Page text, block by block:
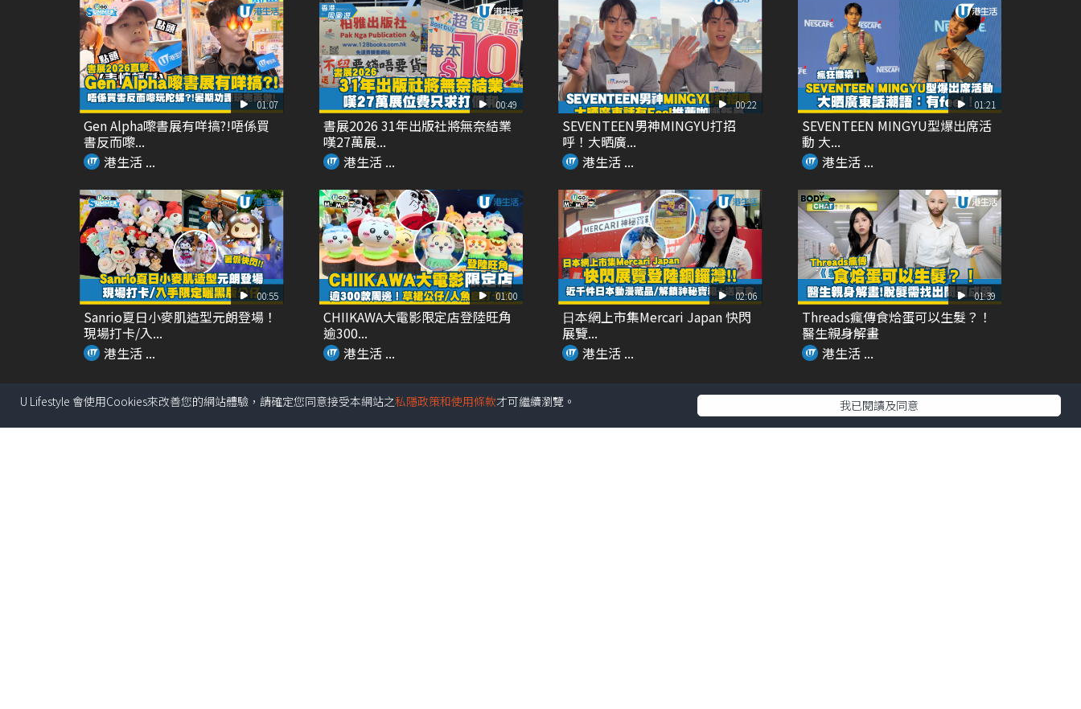
01:07
Gen Alpha嚟書展有咩搞?!唔係買
書反而嚟...
港生活 ...
00:49
書展2026 31年出版社將無奈結業
嘆27萬展...
港生活 ...
00:22
SEVENTEEN男神MINGYU打招
呼！大晒廣...
港生活 ...
01:21
SEVENTEEN MINGYU型爆出席活
動 大...
港生活 ...
00:55
Sanrio夏日小麥肌造型元朗登場！
現場打卡/入...
港生活 ...
01:00
CHIIKAWA大電影限定店登陸旺角
逾300...
港生活 ...
02:06
⽇本網上市集Mercari Japan 快閃
展覽...
港生活 ...
01:39
Threads瘋傳食烚蛋可以生髮？！
醫生親身解畫
港生活 ...
U Lifestyle 會使用Cookies來改善您的網站體驗，請確定您同意接受本網站之私隱政策和使用條款才可繼續瀏覽。 我已閱讀及同意